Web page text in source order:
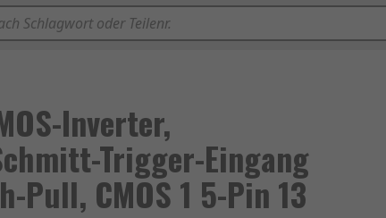
Inverter,
Trigger-Eingang
Pull, CMOS 1 5-Pin 13